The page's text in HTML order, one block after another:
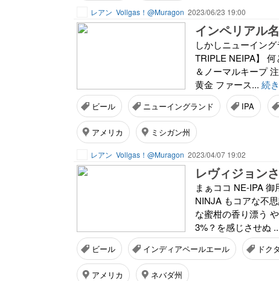
レアン Vollgas！@Muragon 2023/06/23 19:00
インペリアル
しかしニューイン
TRIPLE NEIPA】
＆ノーマルキープ
黄金 ファース... 続
ビール ニューイングランド IPA
アメリカ ミシガン州
レアン Vollgas！@Muragon 2023/04/07 19:02
レヴィジョン
まぁココ NE-IPA
NINJA もコアな不
な蜜柑の香り漂う
3%？を感じさせぬ
ビール インディアペールエール ドク
アメリカ ネバダ州